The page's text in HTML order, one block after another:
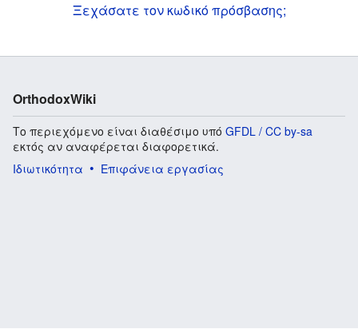
Ξεχάσατε τον κωδικό πρόσβασης;
OrthodoxWiki
Το περιεχόμενο είναι διαθέσιμο υπό GFDL / CC by-sa
εκτός αν αναφέρεται διαφορετικά.
Ιδιωτικότητα
Επιφάνεια εργασίας